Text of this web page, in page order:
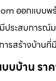
ออกแบบ
ระสบการณ์
สร้างบ้านที่
บบ้าน รา